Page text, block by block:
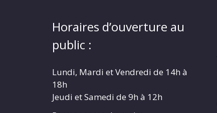
Horaires d’ouverture au
public :
Lundi, Mardi et Vendredi de 14h à
18h
Jeudi et Samedi de 9h à 12h